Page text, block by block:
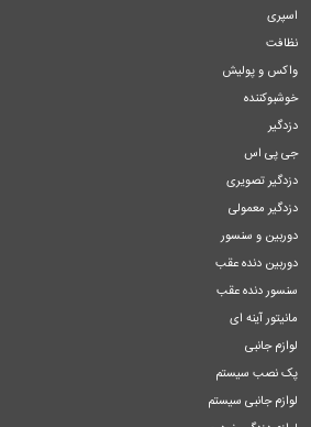
اسپری
نظافت
واکس و پولیش
خوشبوکننده
دزدگیر
جی پی اس
دزدگیر تصویری
دزدگیر معمولی
دوربین و سنسور
دوربین دنده عقب
سنسور دنده عقب
مانیتور آینه ای
لوازم جانبی
پک نصب سیستم
لوازم جانبی سیستم